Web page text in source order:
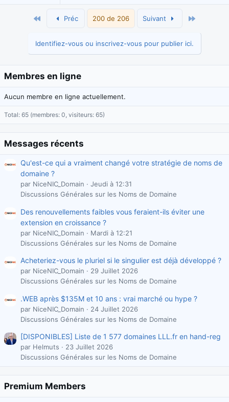
PremierPréc 200 de 206 Suivant
Identifiez-vous ou inscrivez-vous pour publier ici.
Membres en ligne
Aucun membre en ligne actuellement.
Total: 65 (membres: 0, visiteurs: 65)
Messages récents
Qu'est-ce qui a vraiment changé votre stratégie de noms de
domaine ?
par NiceNIC_Domain
Jeudi à 12:31
Discussions Générales sur les Noms de Domaine
Des renouvellements faibles vous feraient-ils éviter une
extension en croissance ?
par NiceNIC_Domain
Mardi à 12:21
Discussions Générales sur les Noms de Domaine
Acheteriez-vous le pluriel si le singulier est déjà développé ?
par NiceNIC_Domain
29 Juillet 2026
Discussions Générales sur les Noms de Domaine
.WEB après $135M et 10 ans : vrai marché ou hype ?
par NiceNIC_Domain
24 Juillet 2026
Discussions Générales sur les Noms de Domaine
[DISPONIBLES] Liste de 1 577 domaines LLL.fr en hand-reg
par Helmuts
23 Juillet 2026
Discussions Générales sur les Noms de Domaine
Premium Members